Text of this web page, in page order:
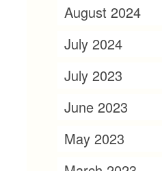
August 2024
July 2024
July 2023
June 2023
May 2023